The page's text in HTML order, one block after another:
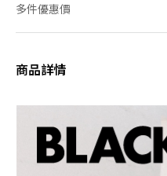
多件優惠價
商品詳情